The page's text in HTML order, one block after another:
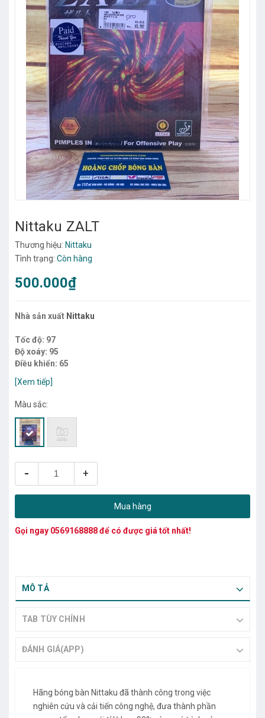
Nittaku ZALT
Thương hiệu: Nittaku
Tình trạng: Còn hàng
500.000₫
Nhà sản xuất Nittaku
Tốc độ: 97
Độ xoáy: 95
Điều khiển: 65
mặt bọt khí, tạo xoáy tốt,...
[Xem tiếp]
Màu sắc:
- +
Mua hàng
Gọi ngay 0569168888để có được giá tốt nhất!
MÔ TẢ
TAB TÙY CHỈNH
ĐÁNH GIÁ(APP)
Hãng bóng bàn Nittaku đã thành công trong việc
nghiên cứu và cải tiến công nghệ, đưa thành phần